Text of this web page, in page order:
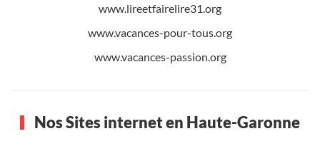
www.lireetfairelire31.org
www.vacances-pour-tous.org
www.vacances-passion.org
Nos Sites internet en Haute-Garonne